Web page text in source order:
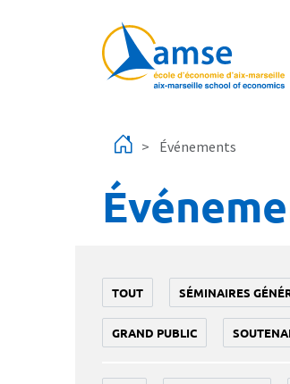
Événements
TOUT SÉMINAIRES
GRAND PUBLIC